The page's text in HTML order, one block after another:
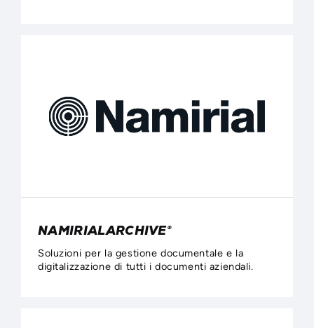
NAMIRIALARCHIVE®
Soluzioni per la gestione documentale e la
digitalizzazione di tutti i documenti aziendali.